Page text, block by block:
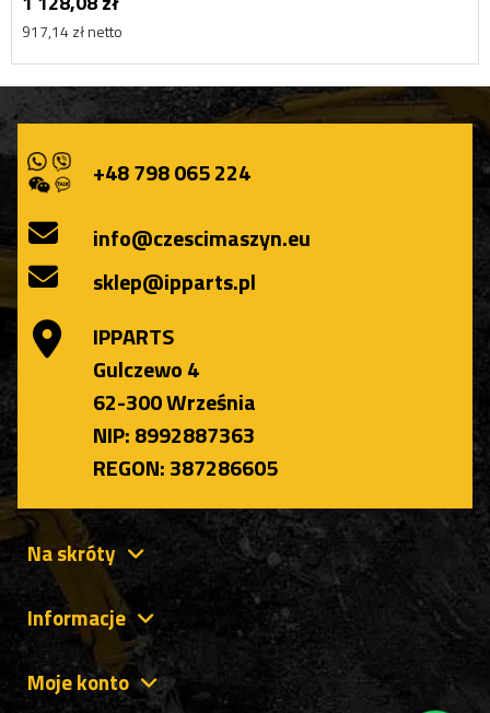
917,14 zł netto
+48 798 065 224
info@czescimaszyn.eu
sklep@ipparts.pl
IPPARTS
Gulczewo 4
62-300 Września
NIP: 8992887363
REGON: 387286605
Na skróty
Informacje
Moje konto